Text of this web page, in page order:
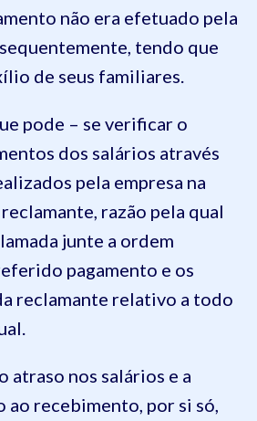
não era efetuado pela
tendo que
de seus familiares.
pode – se verificar o
dos salários através
pela empresa na
razão pela qual
junte a ordem
pagamento e os
reclamante relativo a todo
atraso nos salários e a
recebimento, por si só,